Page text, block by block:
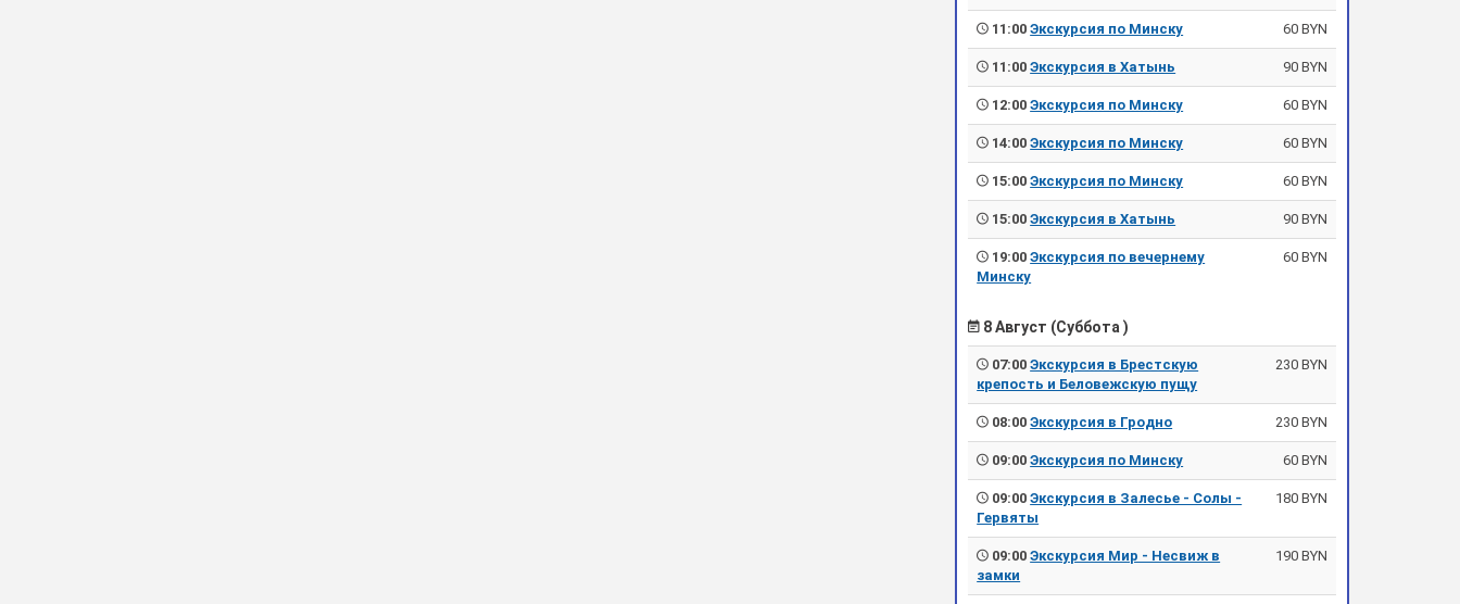
11:00Экскурсия по Минску 60 BYN
11:00Экскурсия в Хатынь 90 BYN
12:00Экскурсия по Минску 60 BYN
14:00Экскурсия по Минску 60 BYN
15:00Экскурсия по Минску 60 BYN
15:00Экскурсия в Хатынь 90 BYN
19:00Экскурсия по вечернему
Минску
60 BYN
8 Август (Суббота )
07:00Экскурсия в Брестскую
крепость и Беловежскую пущу
230 BYN
08:00Экскурсия в Гродно 230 BYN
09:00Экскурсия по Минску 60 BYN
09:00Экскурсия в Залесье - Солы -
Гервяты
180 BYN
09:00Экскурсия Мир - Несвиж в
замки
190 BYN